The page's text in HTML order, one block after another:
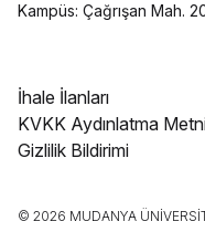
Kampüs: Çağrışan Mah.
İhale İlanları
KVKK Aydınlatma
Gizlilik Bildirimi
© 2026 MUDANYA